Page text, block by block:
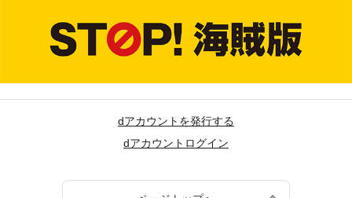
dアカウントを発行する
dアカウントログイン